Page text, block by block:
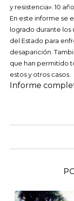
y resistencia»: 10
En este informe se
logrado durante los
del Estado para
desaparición.
que han permitido
estos y otros casos.
Informe